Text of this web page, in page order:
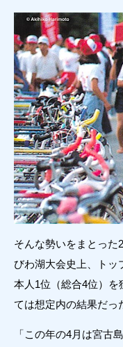
そんな勢いをまとった
びわ湖大会史上、トッ
本人1位（総合4位）を
ては想定内の結果だっ
「この年の4月は宮古